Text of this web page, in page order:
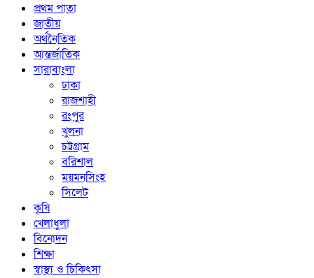
প্রথম পাতা
জাতীয়
অর্থনৈতিক
আন্তর্জাতিক
সারাবাংলা
ঢাকা
রাজশাহী
রংপুর
খুলনা
চট্টগ্রাম
বরিশাল
ময়মনসিংহ
সিলেট
কৃষি
খেলাধুলা
বিনোদন
শিক্ষা
স্বাস্থ্য ও চিকিৎসা